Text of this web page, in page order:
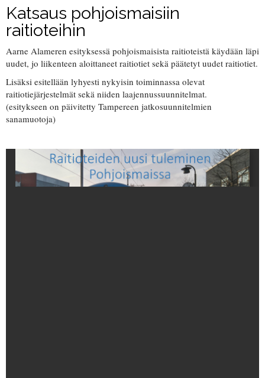
Katsaus pohjoismaisiin
raitioteihin
Aarne Alameren esityksessä pohjoismaisista raitioteistä käydään läpi
uudet, jo liikenteen aloittaneet raitiotiet sekä päätetyt uudet raitiotiet.
Lisäksi esitellään lyhyesti nykyisin toiminnassa olevat
raitiotiejärjestelmät sekä niiden laajennussuunnitelmat.
(esitykseen on päivitetty Tampereen jatkosuunnitelmien
sanamuotoja)